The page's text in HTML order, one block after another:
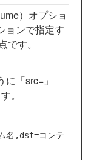
）オプショ
ョンで指定す
す。
「src=」
。
名,dst=コンテ